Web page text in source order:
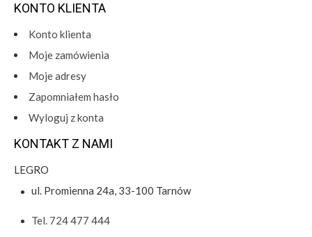
KONTO KLIENTA
Konto klienta
Moje zamówienia
Moje adresy
Zapomniałem hasło
Wyloguj z konta
KONTAKT Z NAMI
LEGRO
ul. Promienna 24a, 33-100 Tarnów
Tel. 724 477 444